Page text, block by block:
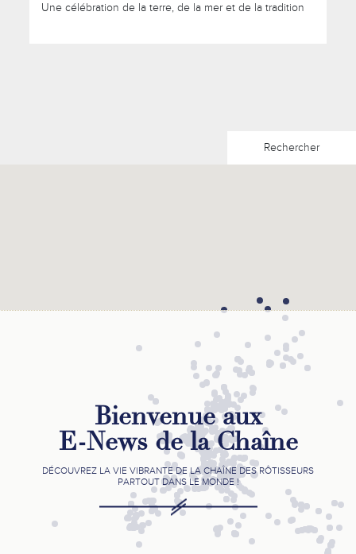
Une célébration de la terre, de la mer et de la tradition
Rechercher